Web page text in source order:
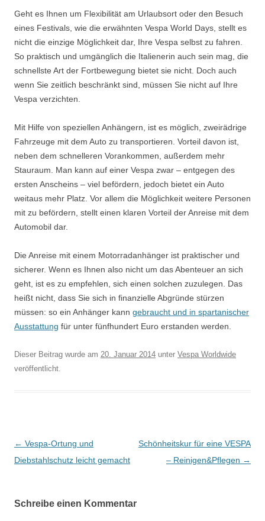
Geht es Ihnen um Flexibilität am Urlaubsort oder den Besuch
eines Festivals, wie die erwähnten Vespa World Days, stellt es
nicht die einzige Möglichkeit dar, Ihre Vespa selbst zu fahren.
So praktisch und umgänglich die Italienerin auch sein mag, die
schnellste Art der Fortbewegung bietet sie nicht. Doch auch
wenn Sie zeitlich beschränkt sind, müssen Sie nicht auf Ihre
Vespa verzichten.
Mit Hilfe von speziellen Anhängern, ist es möglich, zweirädrige
Fahrzeuge mit dem Auto zu transportieren. Vorteil davon ist,
neben dem schnelleren Vorankommen, außerdem mehr
Stauraum. Man kann auf einer Vespa zwar – entgegen des
ersten Anscheins – viel befördern, jedoch bietet ein Auto
weitaus mehr Platz. Vor allem die Möglichkeit weitere Personen
mit zu befördern, stellt einen klaren Vorteil der Anreise mit dem
Automobil dar.
Die Anreise mit einem Motorradanhänger ist praktischer und
sicherer. Wenn es Ihnen also nicht um das Abenteuer an sich
geht, ist es zu empfehlen, sich einen solchen zuzulegen. Das
heißt nicht, dass Sie sich in finanzielle Abgründe stürzen
müssen: so ein Anhänger kann gebraucht und in spartanischer
Ausstattung für unter fünfhundert Euro erstanden werden.
Dieser Beitrag wurde am 20. Januar 2014 unter Vespa Worldwide
veröffentlicht.
B
e
r
← Vespa-Ortung und
Diebstahlschutz leicht gemacht
Schönheitskur für eine VESPA
– Reinigen&Pflegen →
Schreibe einen Kommentar